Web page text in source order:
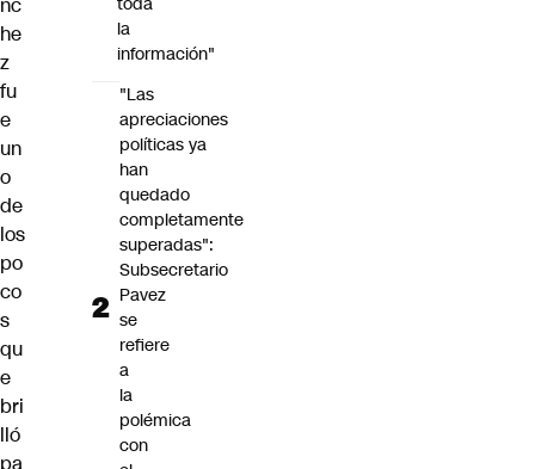
he
z
fu
e
un
o
de
los
po
co
s
qu
e
bri
lló
la
información"
"Las
apreciaciones
políticas ya
han
quedado
completamente
superadas":
Subsecretario
Pavez
se
refiere
a
la
polémica
con